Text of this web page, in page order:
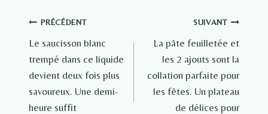
Navigation
de
l’article
PRÉCÉDENT
Le saucisson blanc
trempé dans ce liquide
devient deux fois plus
savoureux. Une demi-
heure suffit
SUIVANT
La pâte feuilletée et
les 2 ajouts sont la
collation parfaite pour
les fêtes. Un plateau
de délices pour